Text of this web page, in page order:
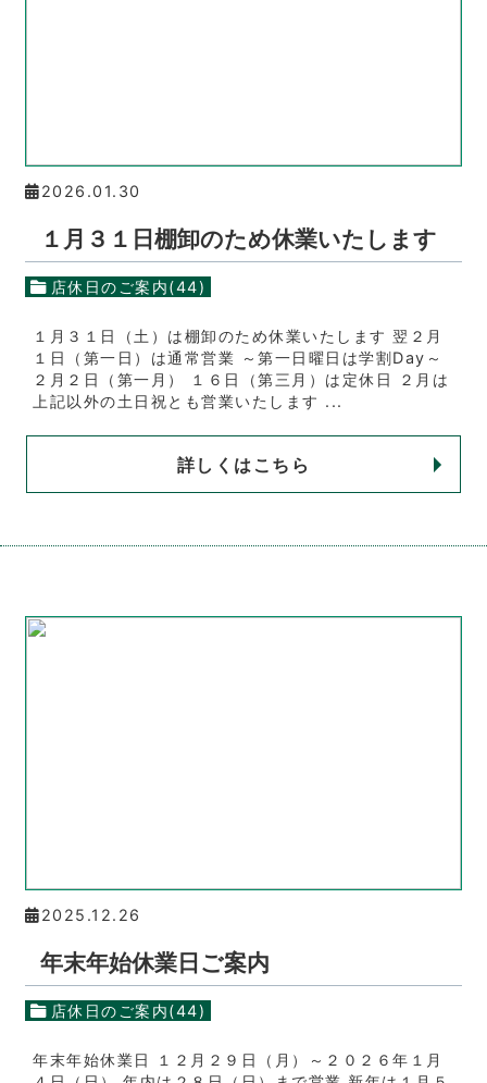
2026.01.30
１月３１日棚卸のため休業いたします
店休日のご案内(44)
１月３１日（土）は棚卸のため休業いたします 翌２月
１日（第一日）は通常営業 ～第一日曜日は学割Day～
２月２日（第一月） １６日（第三月）は定休日 ２月は
上記以外の土日祝とも営業いたします ...
詳しくはこちら
2025.12.26
年末年始休業日ご案内
店休日のご案内(44)
年末年始休業日 １２月２９日（月）～２０２６年１月